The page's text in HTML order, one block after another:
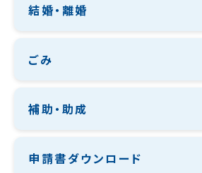
結婚・離婚
ごみ
補助・助成
申請書ダウンロード